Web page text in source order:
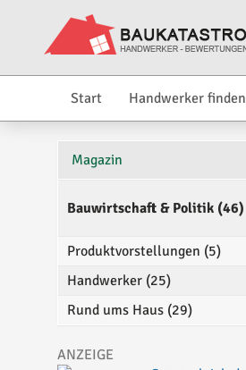
Start Handwerker finden
Magazin
Bauwirtschaft & Politik (46)
Produktvorstellungen (5)
Handwerker (25)
Rund ums Haus (29)